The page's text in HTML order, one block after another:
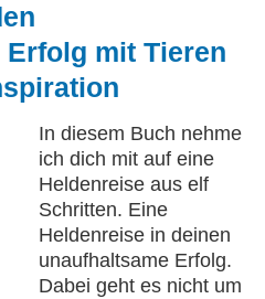
mit Tieren
In diesem Buch nehme
ich dich mit auf eine
Heldenreise aus elf
Schritten. Eine
Heldenreise in deinen
unaufhaltsame Erfolg.
Dabei geht es nicht um